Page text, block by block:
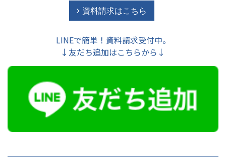
資料請求はこちら
LINEで簡単！資料請求受付中。
↓友だち追加はこちらから↓